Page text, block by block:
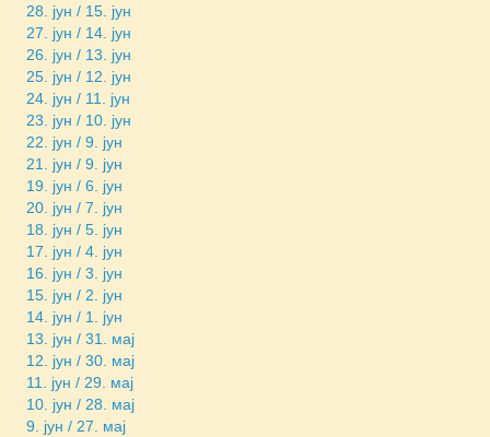
28. јун / 15. јун
27. јун / 14. јун
26. јун / 13. јун
25. јун / 12. јун
24. јун / 11. јун
23. јун / 10. јун
22. јун / 9. јун
21. јун / 9. јун
19. јун / 6. јун
20. јун / 7. јун
18. јун / 5. јун
17. јун / 4. јун
16. јун / 3. јун
15. јун / 2. јун
14. јун / 1. јун
13. јун / 31. мај
12. јун / 30. мај
11. јун / 29. мај
10. јун / 28. мај
9. јун / 27. мај